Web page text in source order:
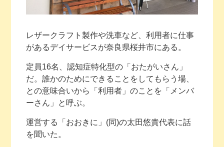
レザークラフト製作や洗車など、利用者に仕事
があるデイサービスが奈良県桜井市にある。
定員16名、認知症特化型の「おたがいさん」
だ。誰かのためにできることをしてもらう場、
との意味合いから「利用者」のことを「メンバ
ーさん」と呼ぶ。
運営する「おおきに」(同)の太田悠貴代表に話
を聞いた。